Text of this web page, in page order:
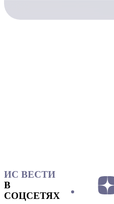
ИС ВЕСТИ
В
СОЦСЕТЯХ